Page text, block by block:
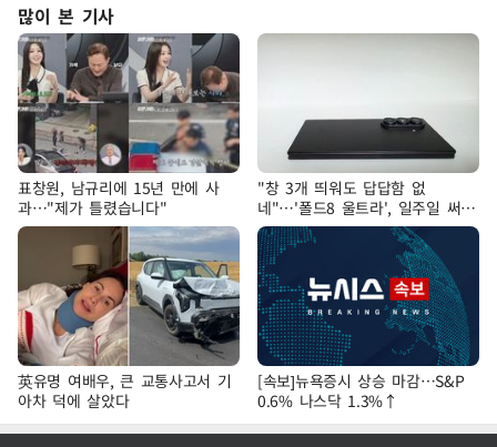
많이 본 기사
표창원, 남규리에 15년 만에 사
과…"제가 틀렸습니다"
"창 3개 띄워도 답답함 없
네"…'폴드8 울트라', 일주일 써보
니
英유명 여배우, 큰 교통사고서 기
아차 덕에 살았다
[속보]뉴욕증시 상승 마감…S&P
0.6% 나스닥 1.3%↑